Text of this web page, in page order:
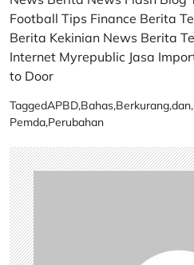
Football Tips Finance Berita
Berita Kekinian News Berita
Internet Myrepublic Jasa
to Door
TaggedAPBD,Bahas,Berkurang,dan,
Pemda,Perubahan